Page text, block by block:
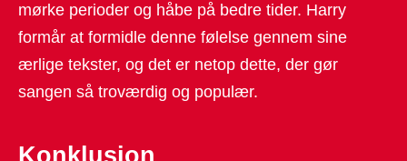
mørke perioder og håbe på bedre tider. Harry
formår at formidle denne følelse gennem sine
ærlige tekster, og det er netop dette, der gør
sangen så troværdig og populær.